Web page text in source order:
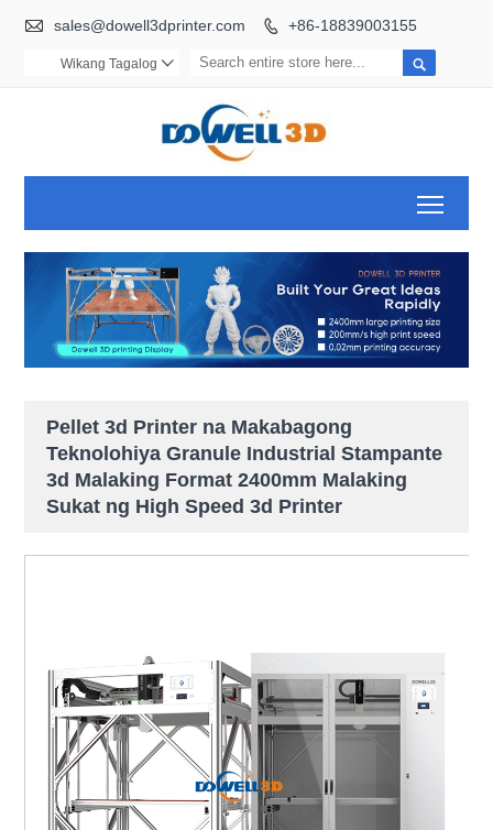
 sales@dowell3dprinter.com  +86-18839003155

Wikang Tagalog 
Pellet 3d Printer na Makabagong
Teknolohiya Granule Industrial Stampante
3d Malaking Format 2400mm Malaking
Sukat ng High Speed ​​3d Printer